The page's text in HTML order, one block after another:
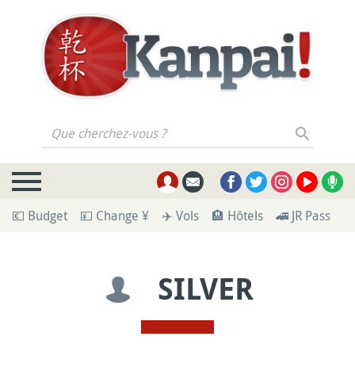
Que cherchez-vous ?
💶 Budget 💴 Change ¥ ✈️ Vols 🏨 Hôtels 🚄 JR Pass
SILVER